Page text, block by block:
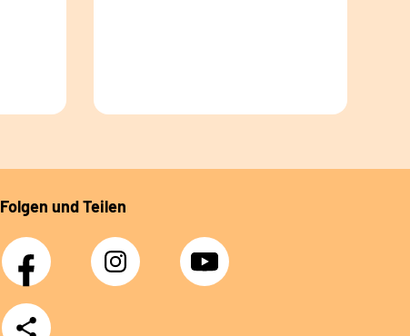
Folgen und Teilen
Facebook Instagram YouTube
Teilen